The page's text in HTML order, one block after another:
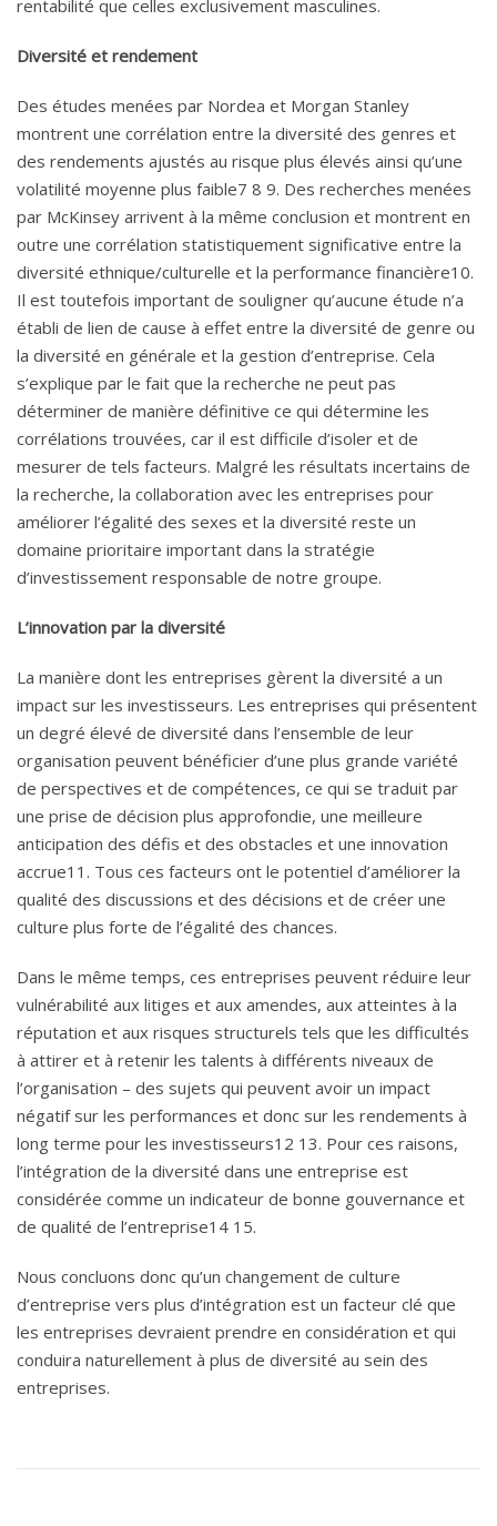
rentabilité que celles exclusivement masculines.
Diversité et rendement
Des études menées par Nordea et Morgan Stanley
montrent une corrélation entre la diversité des genres et
des rendements ajustés au risque plus élevés ainsi qu’une
volatilité moyenne plus faible7 8 9. Des recherches menées
par McKinsey arrivent à la même conclusion et montrent en
outre une corrélation statistiquement significative entre la
diversité ethnique/culturelle et la performance financière10.
Il est toutefois important de souligner qu’aucune étude n’a
établi de lien de cause à effet entre la diversité de genre ou
la diversité en générale et la gestion d’entreprise. Cela
s’explique par le fait que la recherche ne peut pas
déterminer de manière définitive ce qui détermine les
corrélations trouvées, car il est difficile d’isoler et de
mesurer de tels facteurs. Malgré les résultats incertains de
la recherche, la collaboration avec les entreprises pour
améliorer l’égalité des sexes et la diversité reste un
domaine prioritaire important dans la stratégie
d’investissement responsable de notre groupe.
L’innovation par la diversité
La manière dont les entreprises gèrent la diversité a un
impact sur les investisseurs. Les entreprises qui présentent
un degré élevé de diversité dans l’ensemble de leur
organisation peuvent bénéficier d’une plus grande variété
de perspectives et de compétences, ce qui se traduit par
une prise de décision plus approfondie, une meilleure
anticipation des défis et des obstacles et une innovation
accrue11. Tous ces facteurs ont le potentiel d’améliorer la
qualité des discussions et des décisions et de créer une
culture plus forte de l’égalité des chances.
Dans le même temps, ces entreprises peuvent réduire leur
vulnérabilité aux litiges et aux amendes, aux atteintes à la
réputation et aux risques structurels tels que les difficultés
à attirer et à retenir les talents à différents niveaux de
l’organisation – des sujets qui peuvent avoir un impact
négatif sur les performances et donc sur les rendements à
long terme pour les investisseurs12 13. Pour ces raisons,
l’intégration de la diversité dans une entreprise est
considérée comme un indicateur de bonne gouvernance et
de qualité de l’entreprise14 15.
Nous concluons donc qu’un changement de culture
d’entreprise vers plus d’intégration est un facteur clé que
les entreprises devraient prendre en considération et qui
conduira naturellement à plus de diversité au sein des
entreprises.